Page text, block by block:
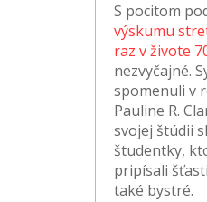
S pocitom
výskumu
raz v živote
nezvyčajné.
spomenuli v
Pauline R.
svojej štúdii
študentky,
pripísali
také bystré.